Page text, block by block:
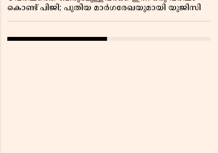
കൊണ്ട് പിജി; പുതിയ മാർഗരേഖയുമായി യുജിസി